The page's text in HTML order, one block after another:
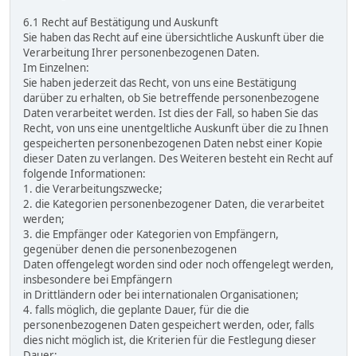
6.1 Recht auf Bestätigung und Auskunft
Sie haben das Recht auf eine übersichtliche Auskunft über die
Verarbeitung Ihrer personenbezogenen Daten.
Im Einzelnen:
Sie haben jederzeit das Recht, von uns eine Bestätigung
darüber zu erhalten, ob Sie betreffende personenbezogene
Daten verarbeitet werden. Ist dies der Fall, so haben Sie das
Recht, von uns eine unentgeltliche Auskunft über die zu Ihnen
gespeicherten personenbezogenen Daten nebst einer Kopie
dieser Daten zu verlangen. Des Weiteren besteht ein Recht auf
folgende Informationen:
1. die Verarbeitungszwecke;
2. die Kategorien personenbezogener Daten, die verarbeitet
werden;
3. die Empfänger oder Kategorien von Empfängern,
gegenüber denen die personenbezogenen
Daten offengelegt worden sind oder noch offengelegt werden,
insbesondere bei Empfängern
in Drittländern oder bei internationalen Organisationen;
4. falls möglich, die geplante Dauer, für die die
personenbezogenen Daten gespeichert werden, oder, falls
dies nicht möglich ist, die Kriterien für die Festlegung dieser